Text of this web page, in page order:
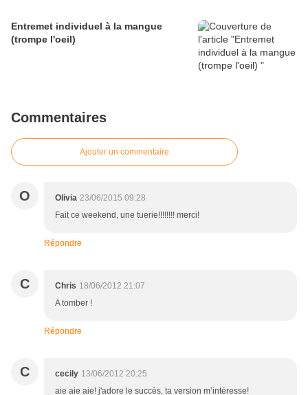
Entremet individuel à la mangue
(trompe l'oeil)
Commentaires
Ajouter un commentaire
O Olivia 23/06/2015 09:28
Fait ce weekend, une tuerie!!!!!!!! merci!
Répondre
C Chris 18/06/2012 21:07
A tomber !
Répondre
C cecily 13/06/2012 20:25
aie aie aie! j'adore le succès, ta version m’intéresse!